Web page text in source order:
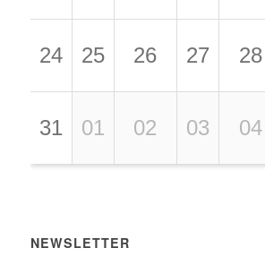
24 25 26 27 28
31 01 02 03 04
NEWSLETTER